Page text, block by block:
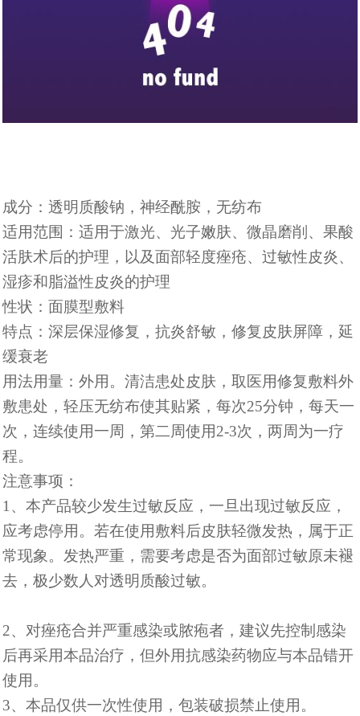
成分：透明质酸钠，神经酰胺，无纺布
适用范围：适用于激光、光子嫩肤、微晶磨削、果酸
活肤术后的护理，以及面部轻度痤疮、过敏性皮炎、
湿疹和脂溢性皮炎的护理
性状：面膜型敷料
特点：深层保湿修复，抗炎舒敏，修复皮肤屏障，延
缓衰老
用法用量：外用。清洁患处皮肤，取医用修复敷料外
敷患处，轻压无纺布使其贴紧，每次25分钟，每天一
次，连续使用一周，第二周使用2-3次，两周为一疗
程。
注意事项：
1、本产品较少发生过敏反应，一旦出现过敏反应，
应考虑停用。若在使用敷料后皮肤轻微发热，属于正
常现象。发热严重，需要考虑是否为面部过敏原未褪
去，极少数人对透明质酸过敏。
2、对痤疮合并严重感染或脓疱者，建议先控制感染
后再采用本品治疗，但外用抗感染药物应与本品错开
使用。
3、本品仅供一次性使用，包装破损禁止使用。